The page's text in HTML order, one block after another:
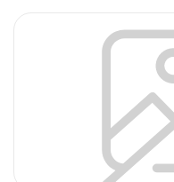
Гирлянды из шаров и
Наборы расписных
Шары 75 мм по 4 шт. (27)
Стеклянные шары с
Шары диаметром 75 мм (1)